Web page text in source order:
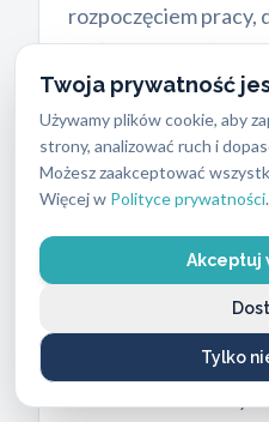
Twoja prywatność
Używamy plików cookie, aby
strony, analizować ruch i
Możesz zaakceptować
Więcej w Polityce prywatności.
Akceptuj
Tylko
rozpoczęciem pracy,
można wykonać
Nie stosujemy
terenie dzielnicy.
pozwala uniknąć
niespodzianek po
dlatego od razu
zlecenia. Przejrzysty
dbałością o
stosowaniem